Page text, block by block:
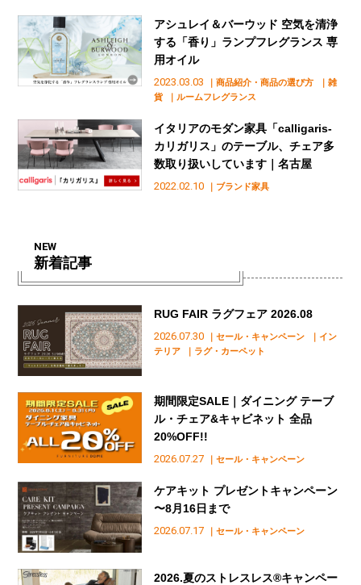
2023.03.03 ｜商品紹介・商品の選び方
｜雑
貨
｜ルームフレグランス
アシュレイ＆バーウッド 空気を清浄
する「香り」ランプフレグランス 専
用オイル
2022.02.10 ｜ブランド家具
イタリアのモダン家具「calligaris-
カリガリス」のテーブル、チェア多
数取り扱いしています｜名古屋
NEW
新着記事
2026.07.30 ｜セール・キャンペーン
｜イン
テリア
｜ラグ・カーペット
RUG FAIR ラグフェア 2026.08
2026.07.27 ｜セール・キャンペーン
期間限定SALE｜ダイニング テーブ
ル・チェア&キャビネット 全品
20%OFF!!
2026.07.17 ｜セール・キャンペーン
ケアキット プレゼントキャンペーン
〜8月16日まで
2026.夏のストレスレス®︎キャンペー